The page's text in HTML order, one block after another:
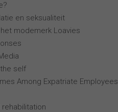
en seksualiteit
modemerk Loavies
self
Among Expatriate Employees